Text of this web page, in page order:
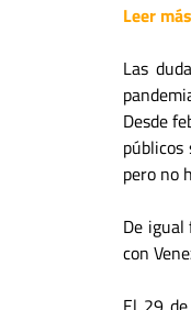
Leer
Las
Desde
públicos
pero no
De
con